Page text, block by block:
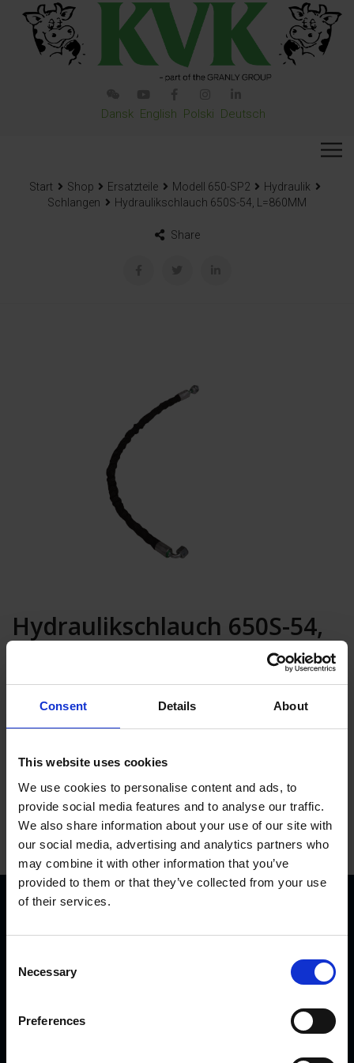
Consent Details About
This website uses cookies
We use cookies to personalise content and ads, to
provide social media features and to analyse our traffic.
We also share information about your use of our site with
our social media, advertising and analytics partners who
may combine it with other information that you’ve
provided to them or that they’ve collected from your use
of their services.
Necessary
Preferences
Dansk English Polski Deutsch
Start Shop Ersatzteile Modell 650-SP2
Hydraulik
Schlangen
Hydraulikschlauch 650S-54, L=860MM
Share
Hydraulikschlauch 650S-54,
In den Warenkorb
KVK Hydra Klov ist ein modernes Unternehmen, welches
sich der Konstruktion und Herstellung von